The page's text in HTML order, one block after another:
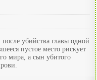
убийства главы одной
пустое место рискует
мира, а сын убитого